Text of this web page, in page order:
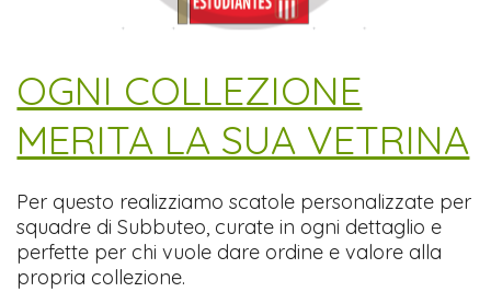
​OGNI COLLEZIONE
MERITA LA SUA VETRINA
Per questo realizziamo scatole personalizzate per
squadre di Subbuteo, curate in ogni dettaglio e
perfette per chi vuole dare ordine e valore alla
propria collezione.